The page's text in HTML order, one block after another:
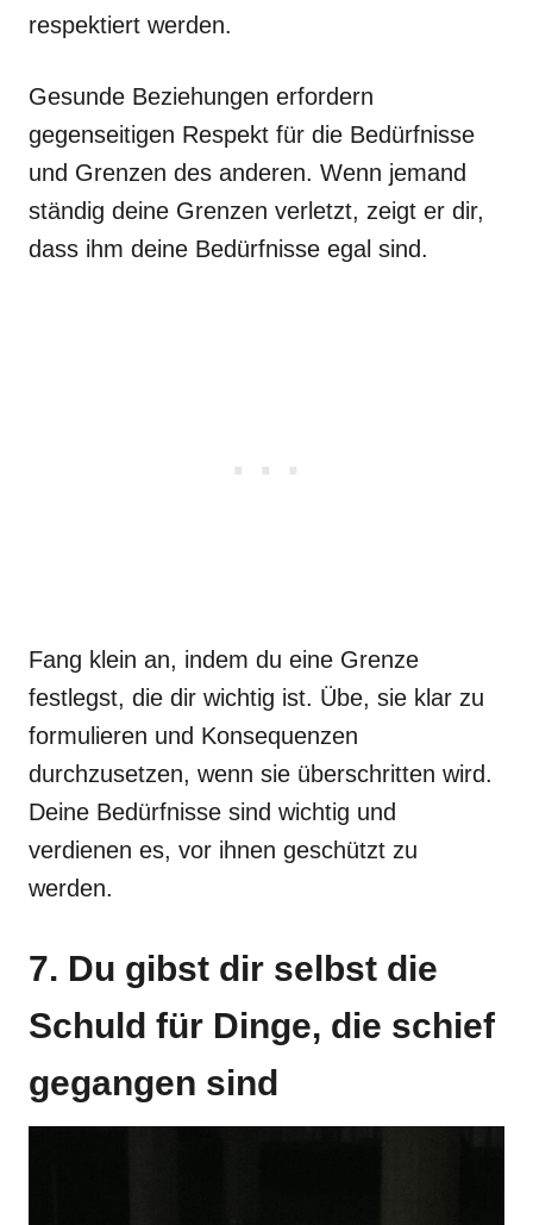
respektiert werden.
Gesunde Beziehungen erfordern
gegenseitigen Respekt für die Bedürfnisse
und Grenzen des anderen. Wenn jemand
ständig deine Grenzen verletzt, zeigt er dir,
dass ihm deine Bedürfnisse egal sind.
Fang klein an, indem du eine Grenze
festlegst, die dir wichtig ist. Übe, sie klar zu
formulieren und Konsequenzen
durchzusetzen, wenn sie überschritten wird.
Deine Bedürfnisse sind wichtig und
verdienen es, vor ihnen geschützt zu
werden.
7. Du gibst dir selbst die
Schuld für Dinge, die schief
gegangen sind